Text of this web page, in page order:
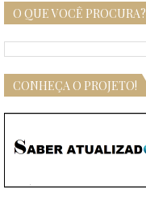
O QUE VOCÊ PROCURA?
CONHEÇA O PROJETO!